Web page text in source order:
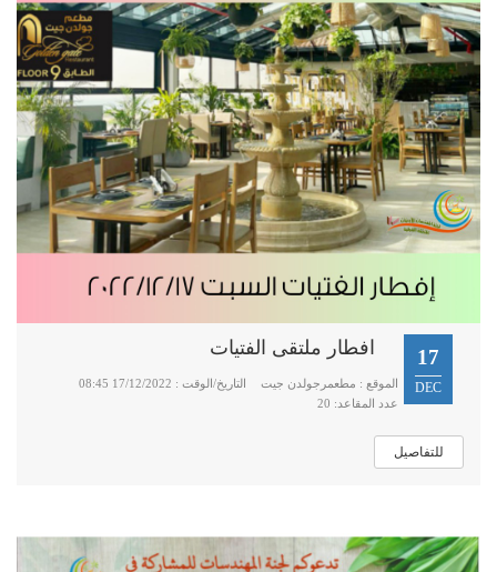
17
DEC
افطار ملتقى الفتيات
الموقع : مطعمرجولدن جيت
التاريخ/الوقت : 17/12/2022 08:45
عدد المقاعد: 20
للتفاصيل